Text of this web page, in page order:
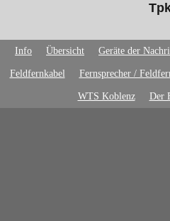
Info Übersicht Geräte der
Feldfernkabel Fernsprecher /
WTS Koblenz Der